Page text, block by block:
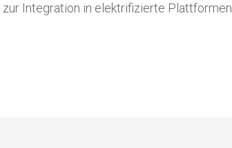
zur Integration in elektrifizierte Plattformen